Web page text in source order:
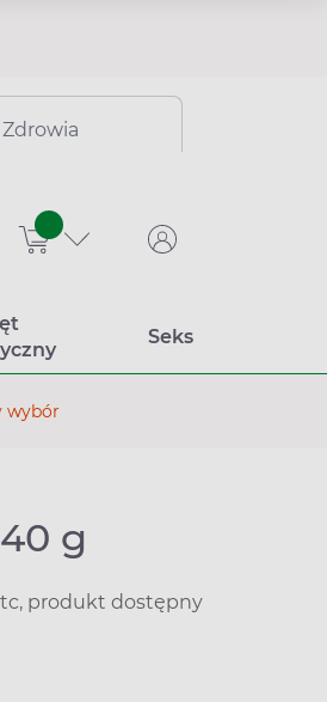
sztuk
Seks
wybór
g
produkt dostępny